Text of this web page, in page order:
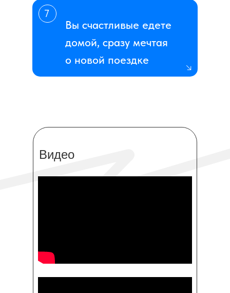
7
Вы счастливые едете
домой, сразу мечтая
о новой поездке
Видео